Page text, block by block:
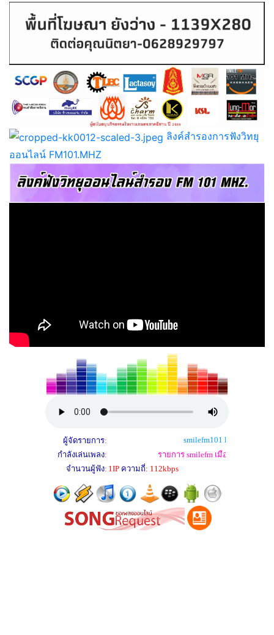
ลิงค์สำรองการฟังวิทยุ
ออนไลน์ FM101.MHZ